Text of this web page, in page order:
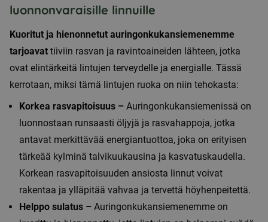
luonnonvaraisille linnuille
Kuoritut ja hienonnetut auringonkukansiemenemme
tarjoavat tiiviin rasvan ja ravintoaineiden lähteen, jotka
ovat elintärkeitä lintujen terveydelle ja energialle. Tässä
kerrotaan, miksi tämä lintujen ruoka on niin tehokasta:
Korkea rasvapitoisuus – Auringonkukansiemenissä on
luonnostaan runsaasti öljyjä ja rasvahappoja, jotka
antavat merkittävää energiantuottoa, joka on erityisen
tärkeää kylminä talvikuukausina ja kasvatuskaudella.
Korkean rasvapitoisuuden ansiosta linnut voivat
rakentaa ja ylläpitää vahvaa ja tervettä höyhenpeitettä.
Helppo sulatus – Auringonkukansiemenemme on